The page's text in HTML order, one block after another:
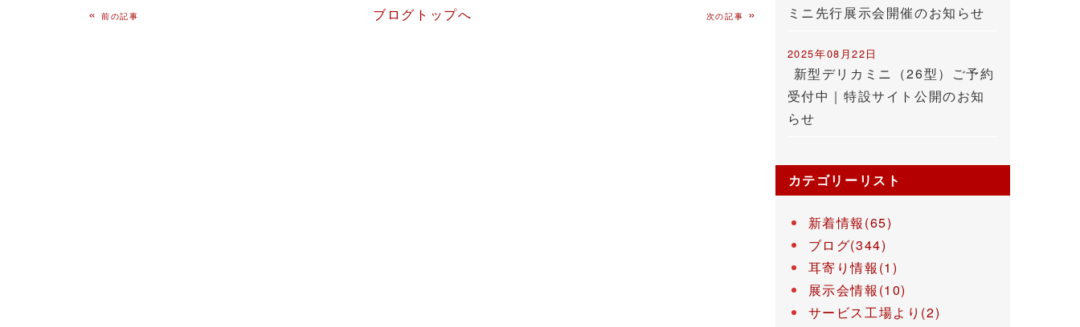
«前の記事 ブログトップへ 次の記事 »
ミニ先行展示会開催のお知らせ
2025年08月22日
新型デリカミニ（26型）ご予約
受付中｜特設サイト公開のお知
らせ
カテゴリーリスト
新着情報(65)
ブログ(344)
耳寄り情報(1)
展示会情報(10)
サービス工場より(2)